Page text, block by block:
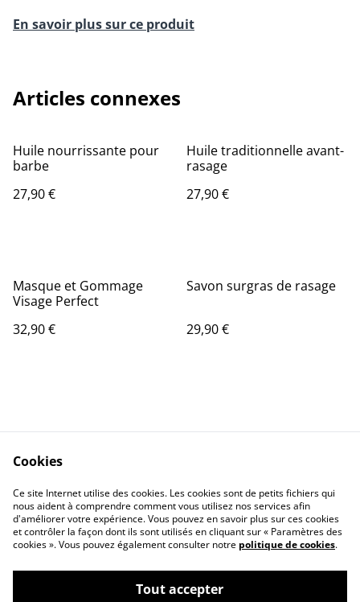
En savoir plus sur ce produit
Articles connexes
Huile nourrissante pour
barbe
27,90 €
Huile traditionnelle avant-
rasage
27,90 €
Masque et Gommage
Visage Perfect
32,90 €
Savon surgras de rasage
29,90 €
Politique de
confidentialité
Politique de cookies
Conditions
d'utilisation
Cookies
Ce site Internet utilise des cookies. Les cookies sont de petits fichiers qui
nous aident à comprendre comment vous utilisez nos services afin
d'améliorer votre expérience. Vous pouvez en savoir plus sur ces cookies
et contrôler la façon dont ils sont utilisés en cliquant sur « Paramètres des
cookies ». Vous pouvez également consulter notre politique de cookies.
Tout accepter